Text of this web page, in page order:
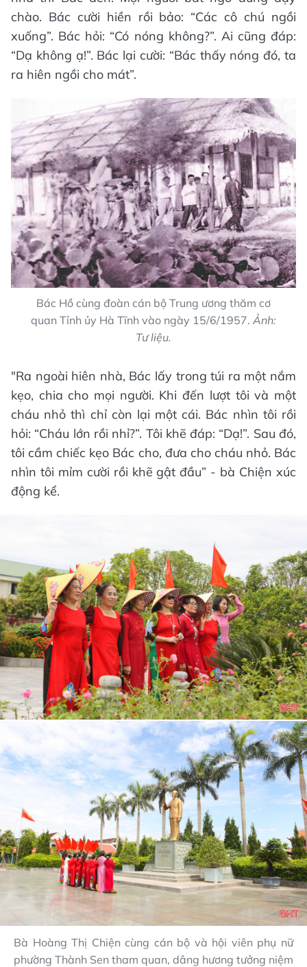
chào. Bác cười hiền rồi bảo: “Các cô chú ngồi
xuống”. Bác hỏi: “Có nóng không?”. Ai cũng đáp:
“Dạ không ạ!”. Bác lại cười: “Bác thấy nóng đó, ta
ra hiên ngồi cho mát”.
Bác Hồ cùng đoàn cán bộ Trung ương thăm cơ
quan Tỉnh ủy Hà Tĩnh vào ngày 15/6/1957. Ảnh:
Tư liệu.
"Ra ngoài hiên nhà, Bác lấy trong túi ra một nắm
kẹo, chia cho mọi người. Khi đến lượt tôi và một
cháu nhỏ thì chỉ còn lại một cái. Bác nhìn tôi rồi
hỏi: “Cháu lớn rồi nhỉ?”. Tôi khẽ đáp: “Dạ!”. Sau đó,
tôi cầm chiếc kẹo Bác cho, đưa cho cháu nhỏ. Bác
nhìn tôi mỉm cười rồi khẽ gật đầu” - bà Chiện xúc
động kể.
Bà Hoàng Thị Chiện cùng cán bộ và hội viên phụ nữ
phường Thành Sen tham quan, dâng hương tưởng niệm